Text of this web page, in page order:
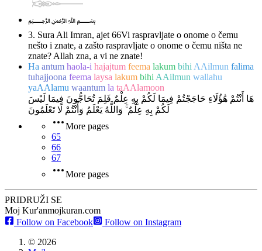
﷽
3. Sura Ali Imran, ajet 66Vi raspravljate o onome o čemu
nešto i znate, a zašto raspravljate o onome o čemu ništa ne
znate? Allah zna, a vi ne znate!
Ha antum haola-i hajajtum feema lakum bihi AAilmun falima
tuhajjoona feema laysa lakum bihi AAilmun wallahu
yaAAlamu waantum la taAAlamoon
هَا أَنْتُمْ هَٰؤُلَاءِ حَاجَجْتُمْ فِيمَا لَكُمْ بِهِ عِلْمٌ فَلِمَ تُحَاجُّونَ فِيمَا لَيْسَ
لَكُمْ بِهِ عِلْمٌ ۚ وَاللَّهُ يَعْلَمُ وَأَنْتُمْ لَا تَعْلَمُونَ
More pages
65
66
67
More pages
PRIDRUŽI SE
Moj Kur'anmojkuran.com
Follow on Facebook
Follow on Instagram
© 2026